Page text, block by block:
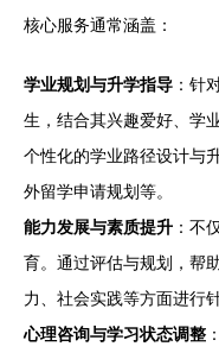
核心服务通常涵盖：
学业规划与升学指导 ：针
生，结合其兴趣爱好、学
个性化的学业路径设计与
外留学申请规划等。
能力发展与素质提升 ：不
育。通过评估与规划，帮
力、社会实践等方面进行
心理咨询与学习状态调整